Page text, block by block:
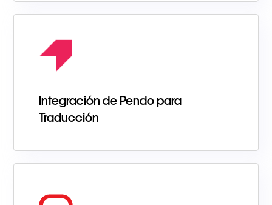
Integración de Pendo para
Traducción